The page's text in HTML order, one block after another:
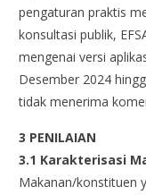
pengaturan praktis
konsultasi publik,
mengenai versi
Desember 2024
tidak menerima
3 PENILAIAN
3.1 Karakterisasi
Makanan/konstituen